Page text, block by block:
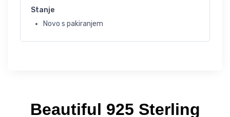
Stanje
Novo s pakiranjem